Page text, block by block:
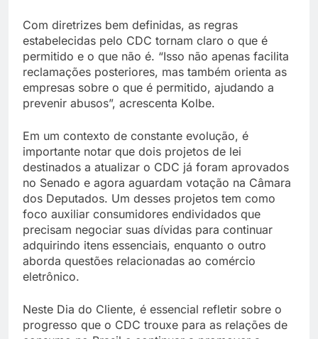
Com diretrizes bem definidas, as regras
estabelecidas pelo CDC tornam claro o que é
permitido e o que não é. “Isso não apenas facilita
reclamações posteriores, mas também orienta as
empresas sobre o que é permitido, ajudando a
prevenir abusos”, acrescenta Kolbe.
Em um contexto de constante evolução, é
importante notar que dois projetos de lei
destinados a atualizar o CDC já foram aprovados
no Senado e agora aguardam votação na Câmara
dos Deputados. Um desses projetos tem como
foco auxiliar consumidores endividados que
precisam negociar suas dívidas para continuar
adquirindo itens essenciais, enquanto o outro
aborda questões relacionadas ao comércio
eletrônico.
Neste Dia do Cliente, é essencial refletir sobre o
progresso que o CDC trouxe para as relações de